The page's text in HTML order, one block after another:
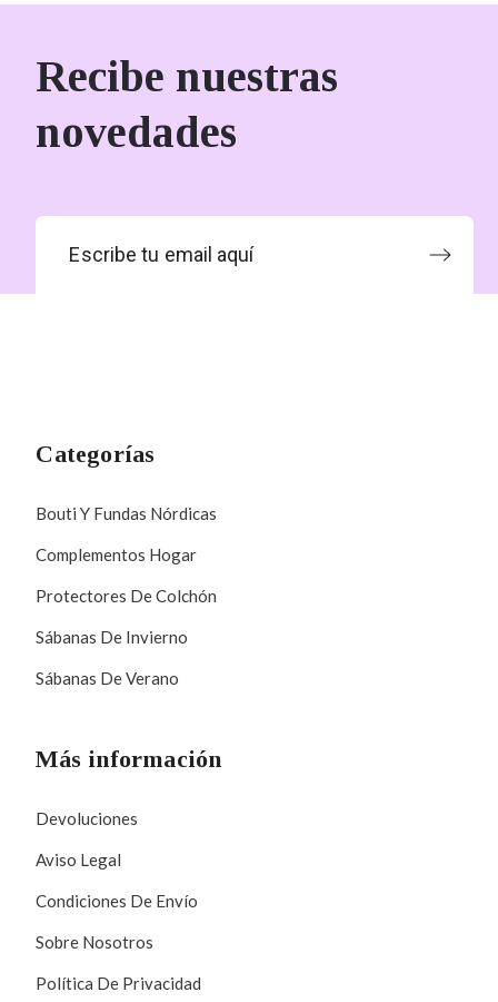
Recibe nuestras
novedades
Categorías
Bouti Y Fundas Nórdicas
Complementos Hogar
Protectores De Colchón
Sábanas De Invierno
Sábanas De Verano
Más información
Devoluciones
Aviso Legal
Condiciones De Envío
Sobre Nosotros
Política De Privacidad